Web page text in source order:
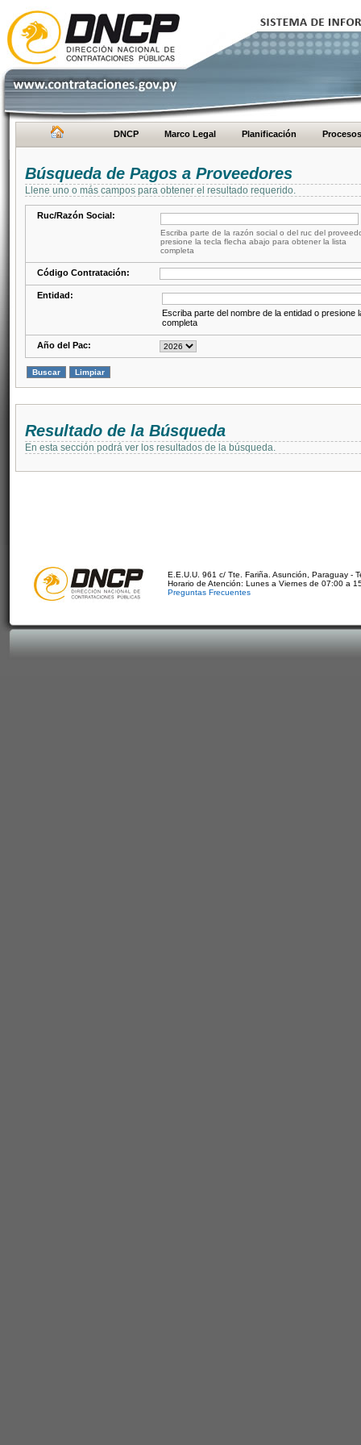
DNCP Marco Legal Planificación Procesos
Búsqueda de Pagos a Proveedores
Llene uno o más campos para obtener el resultado requerido.
Ruc/Razón Social:
Escriba parte de la razón social o del ruc del
presione la tecla flecha abajo para obtener la lista
completa
Código Contratación:
Entidad:
Escriba parte del nombre de la entidad o presione
completa
Año del Pac:
Resultado de la Búsqueda
En esta sección podrá ver los resultados de la búsqueda.
E.E.U.U. 961 c/ Tte. Fariña. Asunción, Paraguay -
Horario de Atención: Lunes a Viernes de 07:00 a
Preguntas Frecuentes